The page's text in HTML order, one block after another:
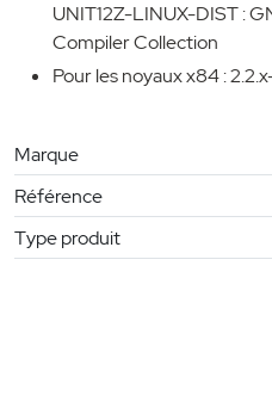
UNIT12Z-LINUX-DIST :
Compiler Collection
Pour les noyaux x84 :
Marque
Référence
Type produit